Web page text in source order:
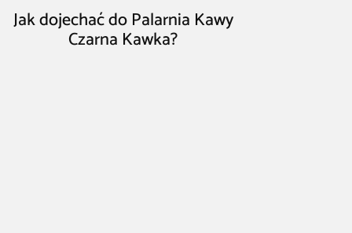
Jak dojechać do Palarnia Kawy
Czarna Kawka?